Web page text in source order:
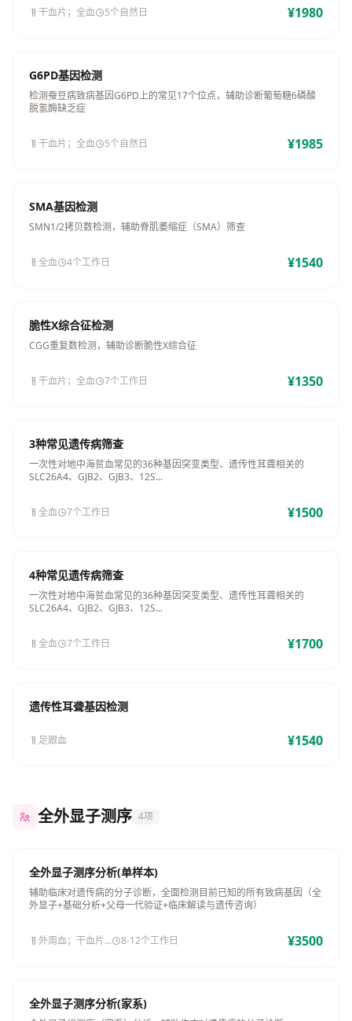
干血片；全血 5个自然日 ¥1980
G6PD基因检测
检测蚕豆病致病基因G6PD上的常见17个位点，辅助诊断葡萄糖6磷酸
脱氢酶缺乏症
干血片；全血 5个自然日 ¥1985
SMA基因检测
SMN1/2拷贝数检测，辅助脊肌萎缩症（SMA）筛查
全血 4个工作日 ¥1540
脆性X综合征检测
CGG重复数检测，辅助诊断脆性X综合征
干血片；全血 7个工作日 ¥1350
3种常见遗传病筛查
一次性对地中海贫血常见的36种基因突变类型、遗传性耳聋相关的
SLC26A4、GJB2、GJB3、12S...
全血 7个工作日 ¥1500
4种常见遗传病筛查
一次性对地中海贫血常见的36种基因突变类型、遗传性耳聋相关的
SLC26A4、GJB2、GJB3、12S...
全血 7个工作日 ¥1700
遗传性耳聋基因检测
足跟血 ¥1540
全外显子测序 4项
全外显子测序分析(单样本)
辅助临床对遗传病的分子诊断，全面检测目前已知的所有致病基因（全
外显子+基础分析+父母一代验证+临床解读与遗传咨询）
外周血；干血片... 8-12个工作日 ¥3500
全外显子测序分析(家系)